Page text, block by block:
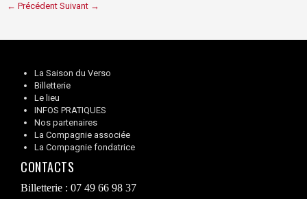
← Précédent Suivant →
La Saison du Verso
Billetterie
Le lieu
INFOS PRATIQUES
Nos partenaires
La Compagnie associée
La Compagnie fondatrice
CONTACTS
Billetterie : 07 49 66 98 37